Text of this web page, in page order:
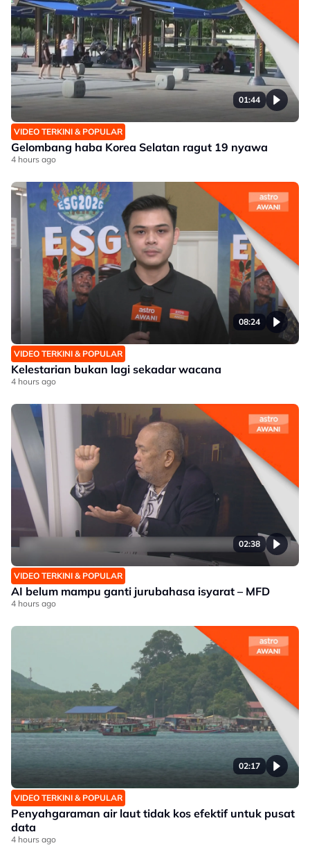
01:44
VIDEO TERKINI & POPULAR
Gelombang haba Korea Selatan ragut 19 nyawa
4 hours ago
08:24
VIDEO TERKINI & POPULAR
Kelestarian bukan lagi sekadar wacana
4 hours ago
02:38
VIDEO TERKINI & POPULAR
AI belum mampu ganti jurubahasa isyarat – MFD
4 hours ago
02:17
VIDEO TERKINI & POPULAR
Penyahgaraman air laut tidak kos efektif untuk pusat
data
4 hours ago